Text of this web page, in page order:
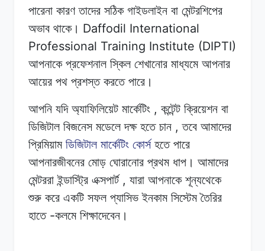
পারেনা কারণ তাদের সঠিক গাইডলাইন বা মেন্টরশিপের
অভাব থাকে। Daffodil International
Professional Training Institute (DIPTI)
আপনাকে প্রফেশনাল স্কিল শেখানোর মাধ্যমে আপনার
আয়ের পথ প্রশস্ত করতে পারে।
আপনি যদি অ্যাফিলিয়েট মার্কেটিং , কন্টেন্ট ক্রিয়েশন বা
ডিজিটাল বিজনেস মডেলে দক্ষ হতে চান ,তবে আমাদের
প্রিমিয়াম ডিজিটাল মার্কেটিং কোর্স হতে পারে
আপনারজীবনের মোড় ঘোরানোর প্রথম ধাপ। আমাদের
মেন্টররা ইন্ডাস্ট্রি এক্সপার্ট, যারা আপনাকে শূন্যথেকে
শুরু করে একটি সফল প্যাসিভ ইনকাম সিস্টেম তৈরির
হাতে-কলমে শিক্ষাদেবেন।